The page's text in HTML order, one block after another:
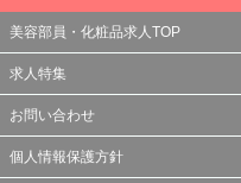
美容部員・化粧品求人TOP
求人特集
お問い合わせ
個人情報保護方針